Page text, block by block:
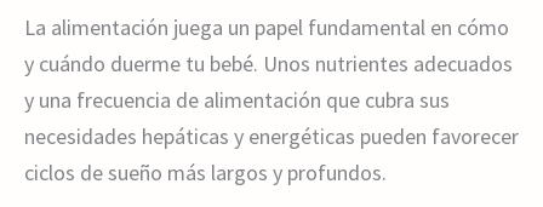
La alimentación juega un papel fundamental en cómo
y cuándo duerme tu bebé. Unos nutrientes adecuados
y una frecuencia de alimentación que cubra sus
necesidades hepáticas y energéticas pueden favorecer
ciclos de sueño más largos y profundos.